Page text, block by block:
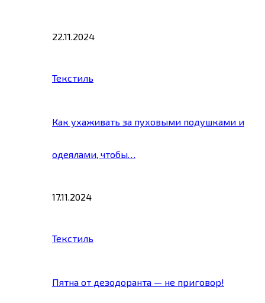
22.11.2024
Текстиль
Как ухаживать за пуховыми подушками и
одеялами, чтобы…
17.11.2024
Текстиль
Пятна от дезодоранта — не приговор!